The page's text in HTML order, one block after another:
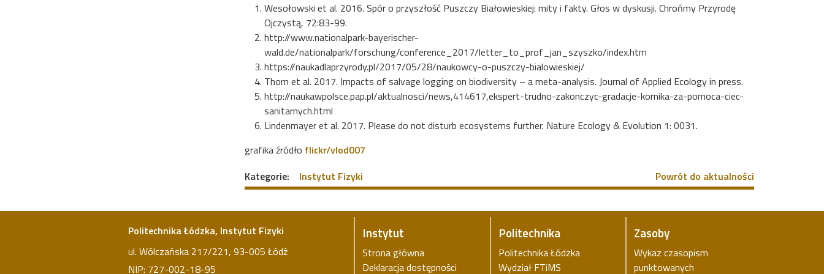
Wesołowski et al. 2016. Spór o przyszłość Puszczy Białowieskiej: mity i fakty. Głos w dyskusji. Chrońmy Przyrodę
Ojczystą, 72:83-99.
http://www.nationalpark-bayerischer-
wald.de/nationalpark/forschung/conference_2017/letter_to_prof_jan_szyszko/index.htm
https://naukadlaprzyrody.pl/2017/05/28/naukowcy-o-puszczy-bialowieskiej/
Thorn et al. 2017. Impacts of salvage logging on biodiversity – a meta-analysis. Journal of Applied Ecology in press.
http://naukawpolsce.pap.pl/aktualnosci/news,414617,ekspert-trudno-zakonczyc-gradacje-kornika-za-pomoca-ciec-
sanitarnych.html
Lindenmayer et al. 2017. Please do not disturb ecosystems further. Nature Ecology & Evolution 1: 0031.
grafika źródło flickr/vlod007
Kategorie:
Instytut Fizyki Powrót do aktualności
Instytut
Strona główna
Deklaracja dostępności
Politechnika
Politechnika Łódzka
Wydział FTiMS
Zasoby
Wykaz czasopism
punktowanych
Politechnika Łódzka, Instytut Fizyki
ul. Wólczańska 217/221, 93-005 Łódź
NIP: 727-002-18-95